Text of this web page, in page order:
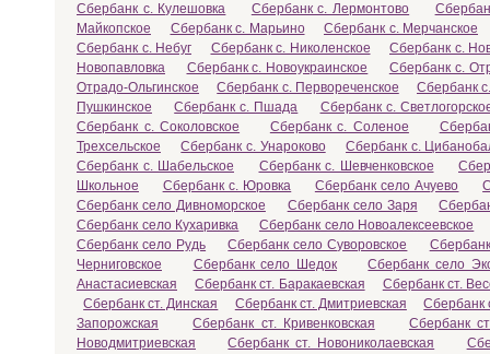
Сбербанк с. Кулешовка
Сбербанк с. Лермонтово
Майкопское
Сбербанк с. Марьино
Сбербанк с. Мерчанское
Сбербанк с. Небуг
Сбербанк с. Николенское
Сбербанк с.
Новопавловка
Сбербанк с. Новоукраинское
Сбербанк с.
Отрадо-Ольгинское
Сбербанк с. Первореченское
Сбербанк
Пушкинское
Сбербанк с. Пшада
Сбербанк с.
Сбербанк с. Соколовское
Сбербанк с. Соленое
Трехсельское
Сбербанк с. Унароково
Сбербанк с.
Сбербанк с. Шабельское
Сбербанк с. Шевченковское
Школьное
Сбербанк с. Юровка Сбербанк село Ачуево
Сбербанк село Дивноморское
Сбербанк село Заря
Сбербанк село Кухаривка
Сбербанк село Новоалексеевское
Сбербанк село Рудь
Сбербанк село Суворовское
Черниговское
Сбербанк село Шедок
Сбербанк село
Анастасиевская
Сбербанк ст. Баракаевская
Сбербанк ст.
Сбербанк ст. Динская
Сбербанк ст. Дмитриевская
Сбербанк
Запорожская
Сбербанк ст. Кривенковская
Сбербанк
Новодмитриевская
Сбербанк ст. Новониколаевская